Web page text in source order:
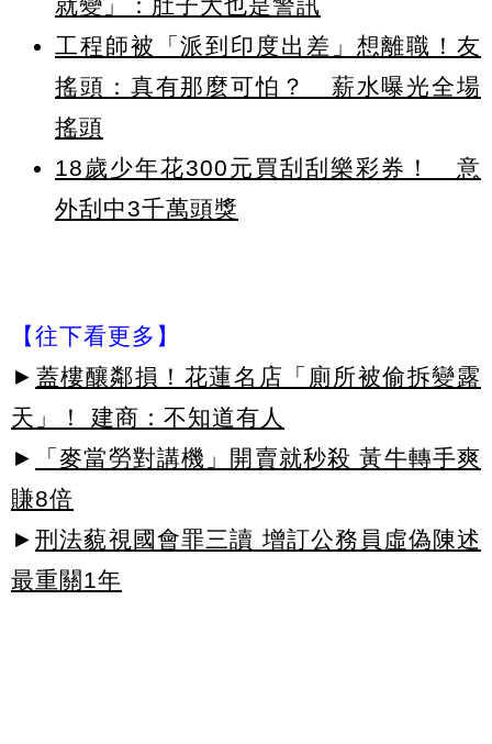
工程師被「派到印度出差」想離職！友
搖頭：真有那麼可怕？ 薪水曝光全場
搖頭
18歲少年花300元買刮刮樂彩券！ 意
外刮中3千萬頭獎
【往下看更多】
► 蓋樓釀鄰損！花蓮名店「廁所被偷拆變露
天」！ 建商：不知道有人
►
「麥當勞對講機」開賣就秒殺 黃牛轉手爽
賺8倍
► 刑法藐視國會罪三讀 增訂公務員虛偽陳述
最重關1年